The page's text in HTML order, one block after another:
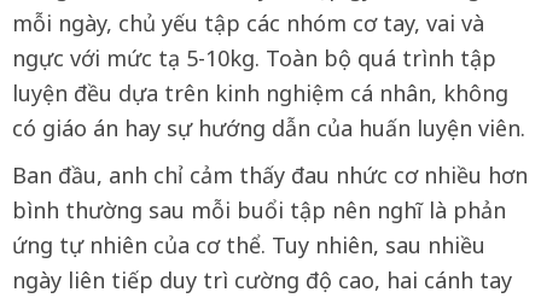
mỗi ngày, chủ yếu tập các nhóm cơ tay, vai và
ngực với mức tạ 5-10kg. Toàn bộ quá trình tập
luyện đều dựa trên kinh nghiệm cá nhân, không
có giáo án hay sự hướng dẫn của huấn luyện viên.
Ban đầu, anh chỉ cảm thấy đau nhức cơ nhiều hơn
bình thường sau mỗi buổi tập nên nghĩ là phản
ứng tự nhiên của cơ thể. Tuy nhiên, sau nhiều
ngày liên tiếp duy trì cường độ cao, hai cánh tay